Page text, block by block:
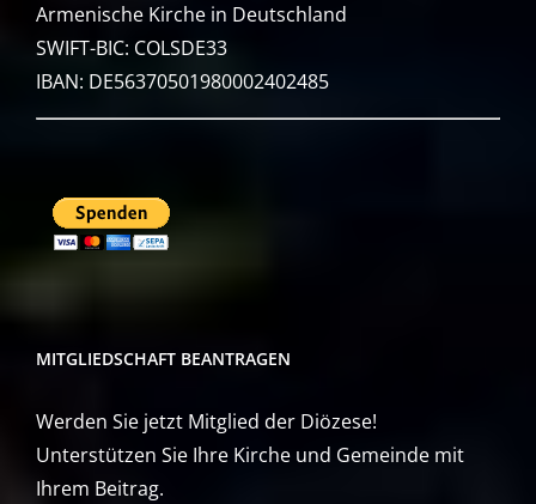
Armenische Kirche in Deutschland
SWIFT-BIC: COLSDE33
IBAN: DE56370501980002402485
MITGLIEDSCHAFT BEANTRAGEN
Werden Sie jetzt Mitglied der Diözese!
Unterstützen Sie Ihre Kirche und Gemeinde mit
Ihrem Beitrag.